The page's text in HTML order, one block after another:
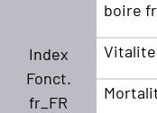
Index
Fonct.
fr_FR
boire
Vitalite